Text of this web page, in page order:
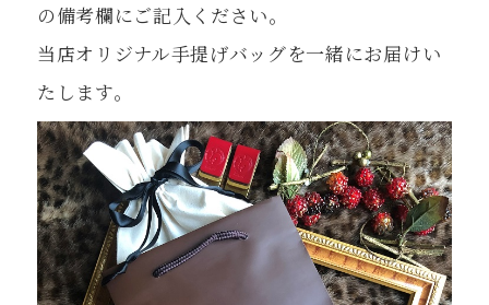
の備考欄にご記入ください。
当店オリジナル手提げバッグを一緒にお届けい
たします。